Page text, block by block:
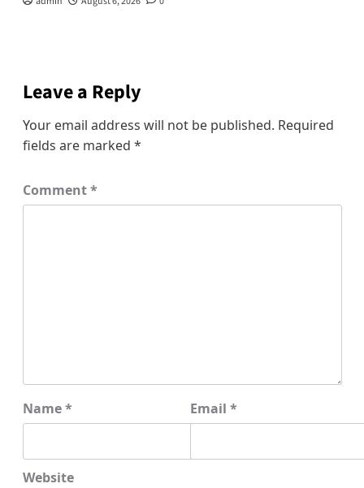
Leave a Reply
Your email address will not be published. Required
fields are marked *
Comment*
Name* Email *
Website